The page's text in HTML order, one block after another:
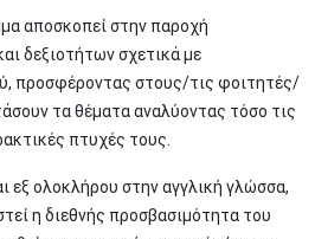
αποσκοπεί στην παροχή
δεξιοτήτων σχετικά με
προσφέροντας στους/τις φοιτητές/
τα θέματα αναλύοντας τόσο τις
πτυχές τους.
εξ ολοκλήρου στην αγγλική γλώσσα,
η διεθνής προσβασιμότητα του